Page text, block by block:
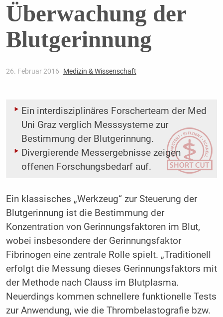
Überwachung der
Blutgerinnung
26. Februar 2016 Medizin & Wissenschaft
Ein interdisziplinäres Forscherteam der Med
Uni Graz verglich Messsysteme zur
Bestimmung der Blutgerinnung.
Divergierende Messergebnisse zeigen
offenen Forschungsbedarf auf.
Ein klassisches „Werkzeug“ zur Steuerung der
Blutgerinnung ist die Bestimmung der
Konzentration von Gerinnungsfaktoren im Blut,
wobei insbesondere der Gerinnungsfaktor
Fibrinogen eine zentrale Rolle spielt. „Traditionell
erfolgt die Messung dieses Gerinnungsfaktors mit
der Methode nach Clauss im Blutplasma.
Neuerdings kommen schnellere funktionelle Tests
zur Anwendung, wie die Thrombelastografie bzw.